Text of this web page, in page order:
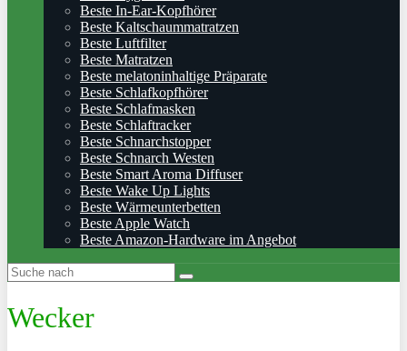
Beste In-Ear-Kopfhörer
Beste Kaltschaummatratzen
Beste Luftfilter
Beste Matratzen
Beste melatoninhaltige Präparate
Beste Schlafkopfhörer
Beste Schlafmasken
Beste Schlaftracker
Beste Schnarchstopper
Beste Schnarch Westen
Beste Smart Aroma Diffuser
Beste Wake Up Lights
Beste Wärmeunterbetten
Beste Apple Watch
Beste Amazon-Hardware im Angebot
Wecker